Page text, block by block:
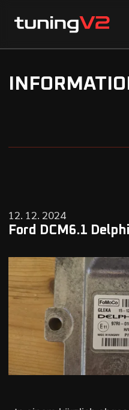
12. 12. 2024
Ford DCM6.1 Delphi